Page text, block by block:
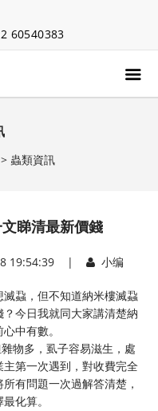
60540383
蟲類資訊
睇清最新價錢
19:54:39 | 小编
蝨，但不知道納米樓滅蝨
今日我就同大家講清楚納
中有數。
物多，虱子容易滋生，處
第一次遇到，對收費完全
有問題一次過解答清楚，
化算。